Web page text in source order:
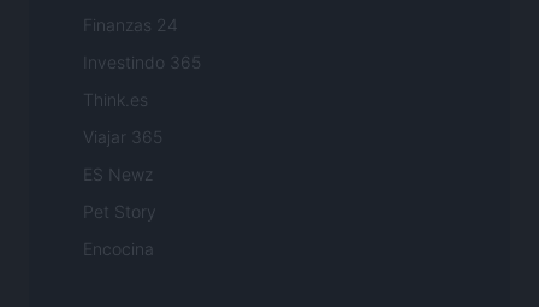
Finanzas 24
Investindo 365
Think.es
Viajar 365
ES Newz
Pet Story
Encocina